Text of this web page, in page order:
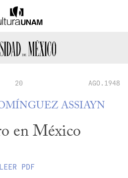
20 AGO.1948
ASSIAYN
en México
LEER PDF